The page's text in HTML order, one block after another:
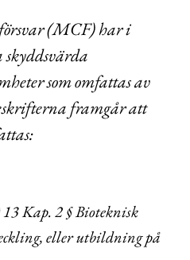
(MCF) har i
som omfattas av
framgår att
Kap. 2 § Bioteknisk
eller utbildning på